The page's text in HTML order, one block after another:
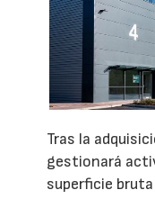
Tras la
gestionará
superficie